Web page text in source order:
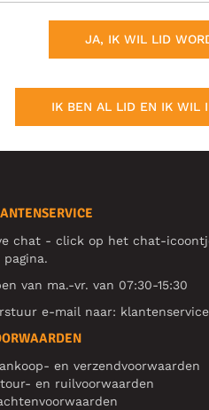
JA, IK WIL LID
IK BEN AL LID EN IK WIL
chat - click op het chat-
pagina.
van ma.-vr. van 07:30-15:30
e-mail naar:
en verzendvoorwaarden
en ruilvoorwaarden